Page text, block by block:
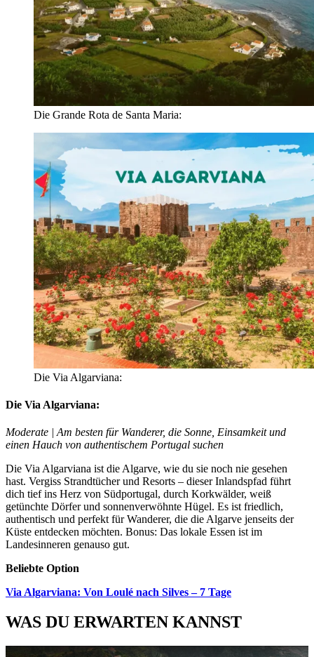
Die Grande Rota de Santa Maria:
Die Via Algarviana:
Die Via Algarviana:
Moderate | Am besten für Wanderer, die Sonne, Einsamkeit und
einen Hauch von authentischem Portugal suchen
Die Via Algarviana ist die Algarve, wie du sie noch nie gesehen
hast. Vergiss Strandtücher und Resorts – dieser Inlandspfad führt
dich tief ins Herz von Südportugal, durch Korkwälder, weiß
getünchte Dörfer und sonnenverwöhnte Hügel. Es ist friedlich,
authentisch und perfekt für Wanderer, die die Algarve jenseits der
Küste entdecken möchten. Bonus: Das lokale Essen ist im
Landesinneren genauso gut.
Beliebte Option
Via Algarviana: Von Loulé nach Silves – 7 Tage
WAS DU ERWARTEN KANNST